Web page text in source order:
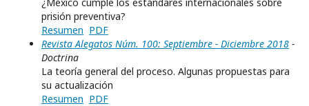
prisión preventiva?
Resumen PDF
Revista Alegatos Núm. 100: Septiembre - Diciembre 2018 -
Doctrina
La teoría general del proceso. Algunas propuestas para
su actualización
Resumen PDF